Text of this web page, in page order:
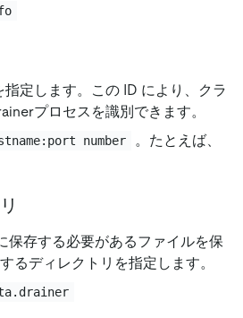
定します。この ID により、クラ
プロセスを識別できます。
number 。たとえば、
保存する必要があるファイルを保
るディレクトリを指定します。